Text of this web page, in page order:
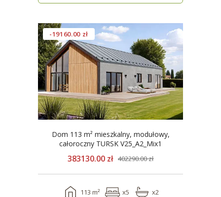
-19160.00 zł
Dom 113 m² mieszkalny, modułowy,
całoroczny TURSK V25_A2_Mix1
383130.00 zł 402290.00 zł
113 m² x5 x2